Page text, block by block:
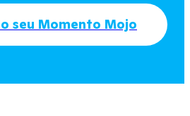
seu Momento Mojo